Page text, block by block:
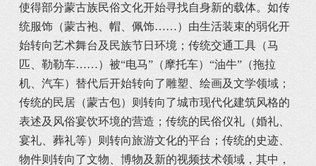
使得部分蒙古族民俗文化开始寻找自身新的载体。如传
统服饰（蒙古袍、帽、佩饰……）由生活装束的弱化开
始转向艺术舞台及民族节日环境；传统交通工具（马
匹、勒勒车……）被“电马”（摩托车）“油牛”（拖拉
机、汽车）替代后开始转向了雕塑、绘画及文学领域；
传统的民居（蒙古包）则转向了城市现代化建筑风格的
表述及风俗宴饮环境的营造；传统的民俗仪礼（婚礼、
宴礼、葬礼等）则转向旅游文化的平台；传统的史迹、
物件则转向了文物、博物及新的视频技术领域，其中，